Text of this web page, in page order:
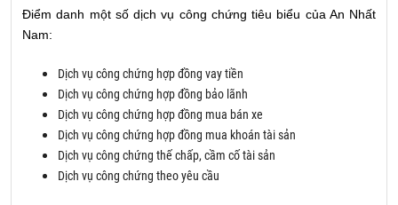
Điểm danh một số dịch vụ công chứng tiêu biểu của An Nhất
Nam:
Dịch vụ công chứng hợp đồng vay tiền
Dịch vụ công chứng hợp đồng bảo lãnh
Dịch vụ công chứng hợp đồng mua bán xe
Dịch vụ công chứng hợp đồng mua khoán tài sản
Dịch vụ công chứng thế chấp, cầm cố tài sản
Dịch vụ công chứng theo yêu cầu